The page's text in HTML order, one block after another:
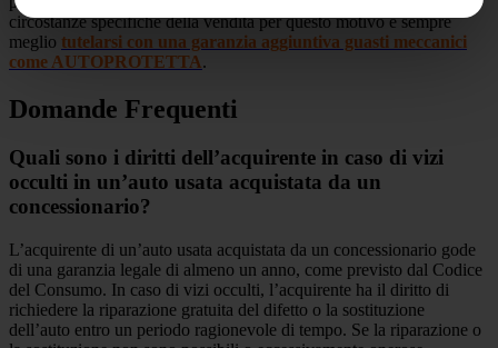
circostanze specifiche della vendita per questo motivo è sempre
meglio tutelarsi con una garanzia aggiuntiva guasti meccanici
come AUTOPROTETTA.
Domande Frequenti
Quali sono i diritti dell’acquirente in caso di vizi
occulti in un’auto usata acquistata da un
concessionario?
L’acquirente di un’auto usata acquistata da un concessionario gode
di una garanzia legale di almeno un anno, come previsto dal Codice
del Consumo. In caso di vizi occulti, l’acquirente ha il diritto di
richiedere la riparazione gratuita del difetto o la sostituzione
dell’auto entro un periodo ragionevole di tempo. Se la riparazione o